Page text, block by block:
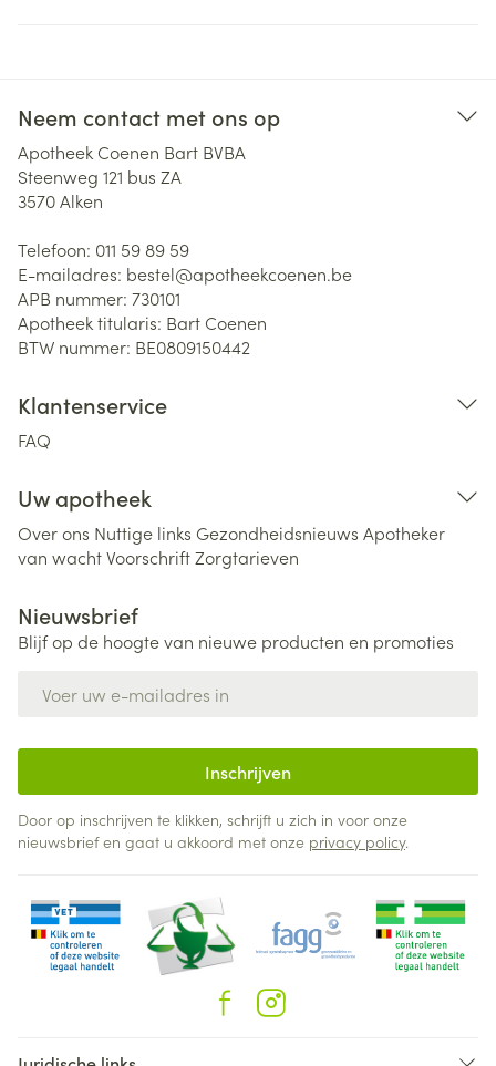
Neem contact met ons op
Apotheek Coenen Bart BVBA
Steenweg 121 bus ZA
3570Alken
Telefoon: 011 59 89 59
E-mailadres: bestel@apotheekcoenen.be
APB nummer: 730101
Apotheek titularis: Bart Coenen
BTW nummer: BE0809150442
Klantenservice
FAQ
Uw apotheek
Over ons Nuttige links Gezondheidsnieuws Apotheker
van wachtVoorschriftZorgtarieven
Nieuwsbrief
Blijf op de hoogte van nieuwe producten en promoties
Inschrijven
Door op inschrijven te klikken, schrijft u zich in voor onze
nieuwsbrief en gaat u akkoord met onze privacy policy.